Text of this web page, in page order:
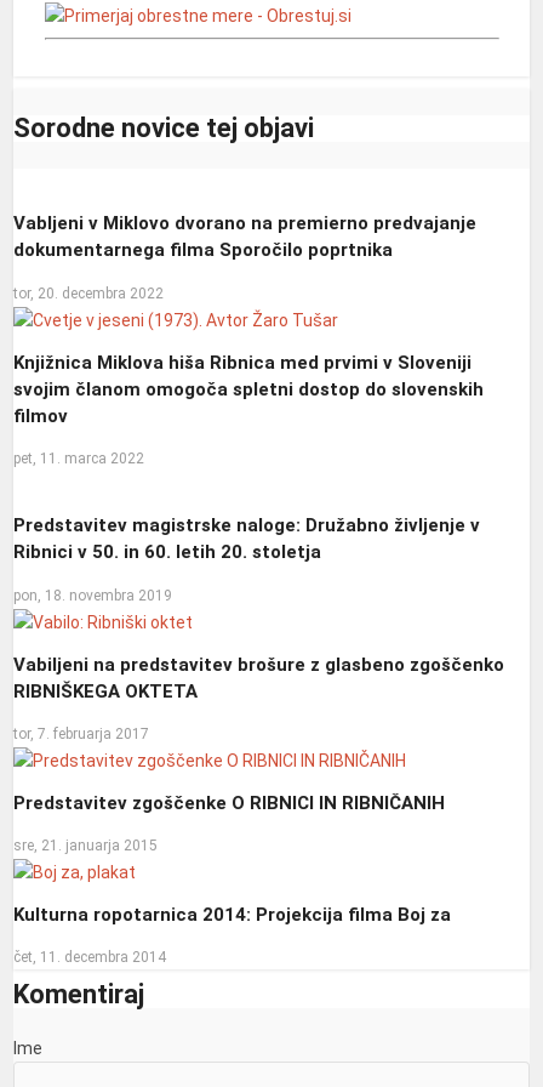
Sorodne novice tej objavi
Vabljeni v Miklovo dvorano na premierno predvajanje
dokumentarnega filma Sporočilo poprtnika
tor, 20. decembra 2022
Knjižnica Miklova hiša Ribnica med prvimi v Sloveniji
svojim članom omogoča spletni dostop do slovenskih
filmov
pet, 11. marca 2022
Predstavitev magistrske naloge: Družabno življenje v
Ribnici v 50. in 60. letih 20. stoletja
pon, 18. novembra 2019
Vabiljeni na predstavitev brošure z glasbeno zgoščenko
RIBNIŠKEGA OKTETA
tor, 7. februarja 2017
Predstavitev zgoščenke O RIBNICI IN RIBNIČANIH
sre, 21. januarja 2015
Kulturna ropotarnica 2014: Projekcija filma Boj za
čet, 11. decembra 2014
Komentiraj
Ime